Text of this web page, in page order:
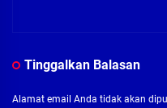
Tinggalkan Balasan
Alamat email Anda tidak akan